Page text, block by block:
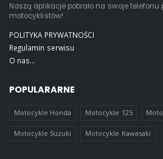
Naszą aplikacje pobrało na swoje telefonu
motocyklistów!
POLITYKA PRYWATNOŚCI
Regulamin serwisu
O nas...
POPULARARNE
Motocykle Honda Motocykle 125
Motocykle Suzuki Motocykle Kawasaki